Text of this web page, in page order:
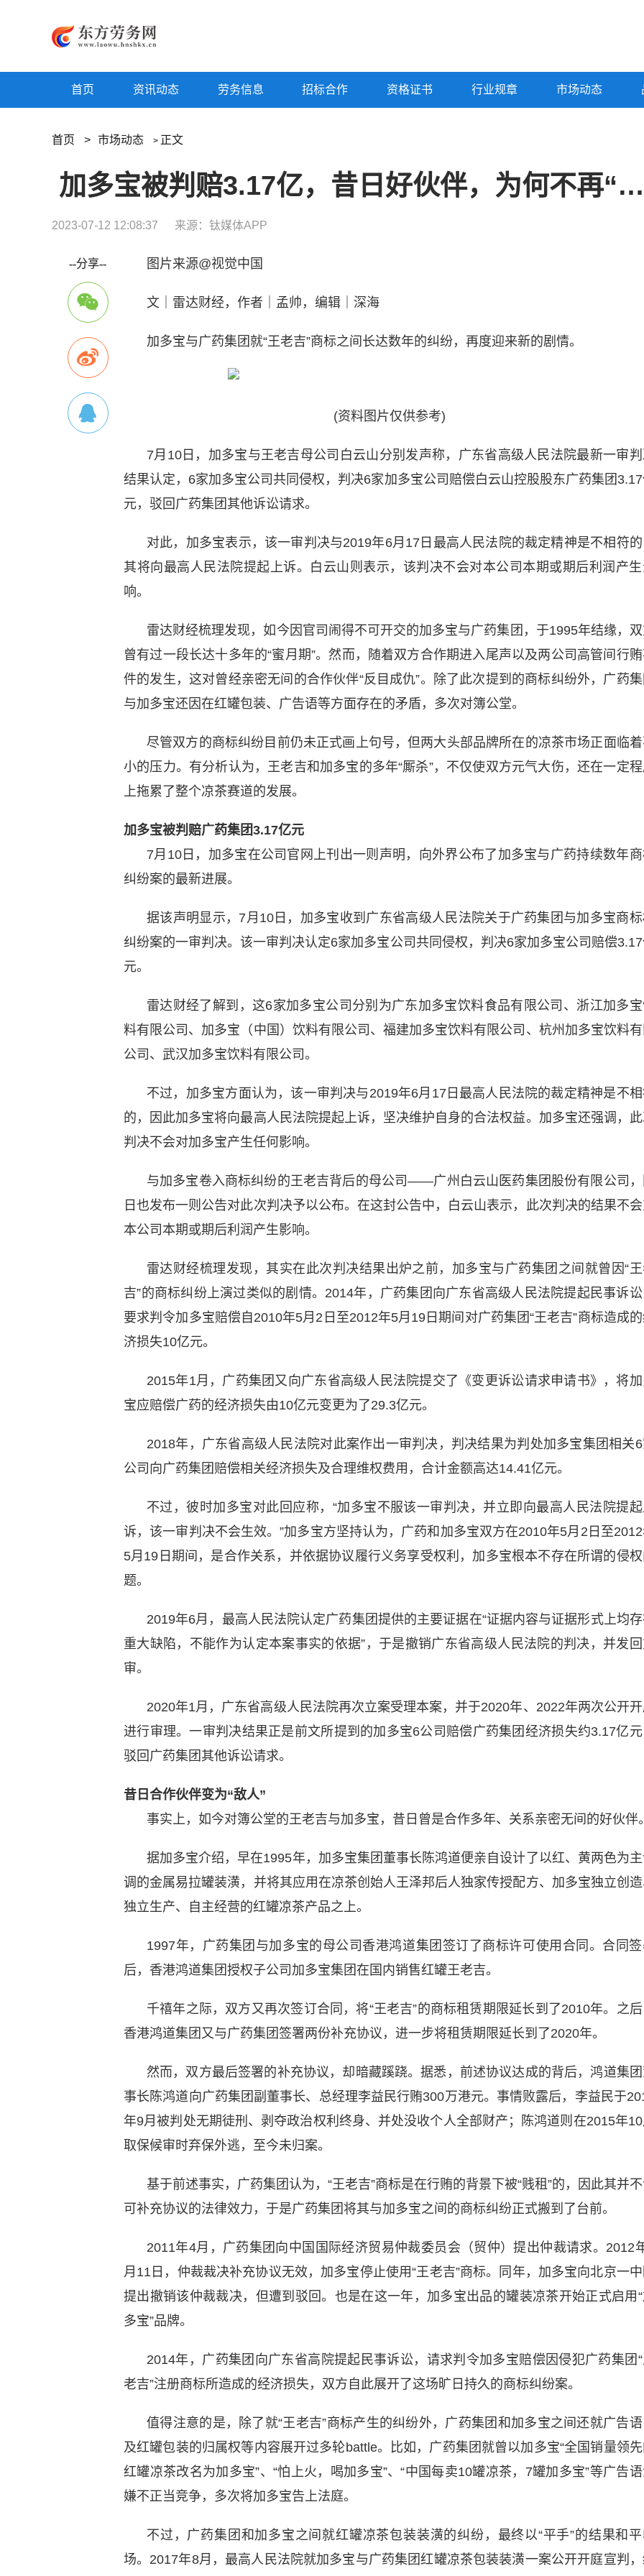
首页 资讯动态 劳务信息 招标合作 资格证书 行业规章 市场动态
首页 > 市场动态 > 正文
加多宝被判赔3.17亿，昔日好伙伴，为何不再“王老吉”？
2023-07-12 12:08:37 来源：钛媒体APP
--分享-- 图片来源@视觉中国
文｜雷达财经，作者｜孟帅，编辑｜深海
加多宝与广药集团就“王老吉”商标之间长达数年的纠纷，再度迎来新的剧情。
(资料图片仅供参考)
7月10日，加多宝与王老吉母公司白云山分别发声称，广东省高级人民法院最新一审
结果认定，6家加多宝公司共同侵权，判决6家加多宝公司赔偿白云山控股股东广药集团
元，驳回广药集团其他诉讼请求。
对此，加多宝表示，该一审判决与2019年6月17日最高人民法院的裁定精神是不相符的
其将向最高人民法院提起上诉。白云山则表示，该判决不会对本公司本期或期后利润产
响。
雷达财经梳理发现，如今因官司闹得不可开交的加多宝与广药集团，于1995年结缘，
曾有过一段长达十多年的“蜜月期”。然而，随着双方合作期进入尾声以及两公司高管间行
件的发生，这对曾经亲密无间的合作伙伴“反目成仇”。除了此次提到的商标纠纷外，广药集
与加多宝还因在红罐包装、广告语等方面存在的矛盾，多次对簿公堂。
尽管双方的商标纠纷目前仍未正式画上句号，但两大头部品牌所在的凉茶市场正面临
小的压力。有分析认为，王老吉和加多宝的多年“厮杀”，不仅使双方元气大伤，还在一定
上拖累了整个凉茶赛道的发展。
加多宝被判赔广药集团3.17亿元
7月10日，加多宝在公司官网上刊出一则声明，向外界公布了加多宝与广药持续数年
纠纷案的最新进展。
据该声明显示，7月10日，加多宝收到广东省高级人民法院关于广药集团与加多宝商
纠纷案的一审判决。该一审判决认定6家加多宝公司共同侵权，判决6家加多宝公司赔偿
元。
雷达财经了解到，这6家加多宝公司分别为广东加多宝饮料食品有限公司、浙江加多
料有限公司、加多宝（中国）饮料有限公司、福建加多宝饮料有限公司、杭州加多宝饮料
公司、武汉加多宝饮料有限公司。
不过，加多宝方面认为，该一审判决与2019年6月17日最高人民法院的裁定精神是不
的，因此加多宝将向最高人民法院提起上诉，坚决维护自身的合法权益。加多宝还强调，
判决不会对加多宝产生任何影响。
与加多宝卷入商标纠纷的王老吉背后的母公司——广州白云山医药集团股份有限公司，
日也发布一则公告对此次判决予以公布。在这封公告中，白云山表示，此次判决的结果不
本公司本期或期后利润产生影响。
雷达财经梳理发现，其实在此次判决结果出炉之前，加多宝与广药集团之间就曾因“
吉”的商标纠纷上演过类似的剧情。2014年，广药集团向广东省高级人民法院提起民事诉讼
要求判令加多宝赔偿自2010年5月2日至2012年5月19日期间对广药集团“王老吉”商标造成
济损失10亿元。
2015年1月，广药集团又向广东省高级人民法院提交了《变更诉讼请求申请书》，将
宝应赔偿广药的经济损失由10亿元变更为了29.3亿元。
2018年，广东省高级人民法院对此案作出一审判决，判决结果为判处加多宝集团相关
公司向广药集团赔偿相关经济损失及合理维权费用，合计金额高达14.41亿元。
不过，彼时加多宝对此回应称，“加多宝不服该一审判决，并立即向最高人民法院提
诉，该一审判决不会生效。”加多宝方坚持认为，广药和加多宝双方在2010年5月2日至
5月19日期间，是合作关系，并依据协议履行义务享受权利，加多宝根本不存在所谓的侵权
题。
2019年6月，最高人民法院认定广药集团提供的主要证据在“证据内容与证据形式上均
重大缺陷，不能作为认定本案事实的依据”，于是撤销广东省高级人民法院的判决，并发
审。
2020年1月，广东省高级人民法院再次立案受理本案，并于2020年、2022年两次公开
进行审理。一审判决结果正是前文所提到的加多宝6公司赔偿广药集团经济损失约3.17亿元
驳回广药集团其他诉讼请求。
昔日合作伙伴变为“敌人”
事实上，如今对簿公堂的王老吉与加多宝，昔日曾是合作多年、关系亲密无间的好伙伴。
据加多宝介绍，早在1995年，加多宝集团董事长陈鸿道便亲自设计了以红、黄两色为
调的金属易拉罐装潢，并将其应用在凉茶创始人王泽邦后人独家传授配方、加多宝独立创造
独立生产、自主经营的红罐凉茶产品之上。
1997年，广药集团与加多宝的母公司香港鸿道集团签订了商标许可使用合同。合同签
后，香港鸿道集团授权子公司加多宝集团在国内销售红罐王老吉。
千禧年之际，双方又再次签订合同，将“王老吉”的商标租赁期限延长到了2010年。之后
香港鸿道集团又与广药集团签署两份补充协议，进一步将租赁期限延长到了2020年。
然而，双方最后签署的补充协议，却暗藏蹊跷。据悉，前述协议达成的背后，鸿道集
事长陈鸿道向广药集团副董事长、总经理李益民行贿300万港元。事情败露后，李益民于
年9月被判处无期徒刑、剥夺政治权利终身、并处没收个人全部财产；陈鸿道则在2015年10
取保候审时弃保外逃，至今未归案。
基于前述事实，广药集团认为，“王老吉”商标是在行贿的背景下被“贱租”的，因此其并
可补充协议的法律效力，于是广药集团将其与加多宝之间的商标纠纷正式搬到了台前。
2011年4月，广药集团向中国国际经济贸易仲裁委员会（贸仲）提出仲裁请求。2012
月11日，仲裁裁决补充协议无效，加多宝停止使用“王老吉”商标。同年，加多宝向北京一
提出撤销该仲裁裁决，但遭到驳回。也是在这一年，加多宝出品的罐装凉茶开始正式启用“
多宝”品牌。
2014年，广药集团向广东省高院提起民事诉讼，请求判令加多宝赔偿因侵犯广药集团
老吉”注册商标所造成的经济损失，双方自此展开了这场旷日持久的商标纠纷案。
值得注意的是，除了就“王老吉”商标产生的纠纷外，广药集团和加多宝之间还就广告
及红罐包装的归属权等内容展开过多轮battle。比如，广药集团就曾以加多宝“全国销量领
红罐凉茶改名为加多宝”、“怕上火，喝加多宝”、“中国每卖10罐凉茶，7罐加多宝”等广告
嫌不正当竞争，多次将加多宝告上法庭。
不过，广药集团和加多宝之间就红罐凉茶包装装潢的纠纷，最终以“平手”的结果和
场。2017年8月，最高人民法院就加多宝与广药集团红罐凉茶包装装潢一案公开开庭宣判